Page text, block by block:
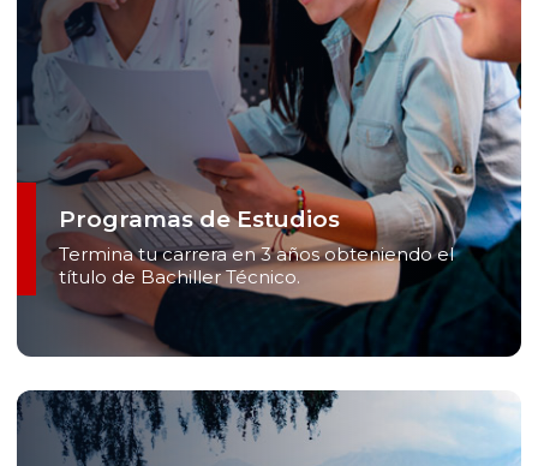
Programas de Estudios
Termina tu carrera en 3 años obteniendo el
título de Bachiller Técnico.